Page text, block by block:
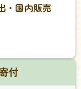
・国内販売
付